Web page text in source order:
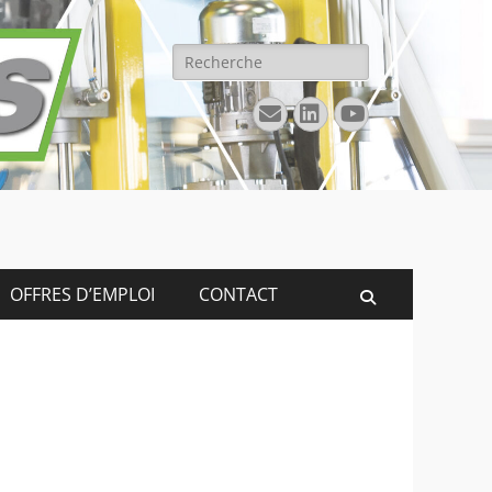
Rechercher :
E-
mail
Linkedin
YouTube
OFFRES D’EMPLOI CONTACT